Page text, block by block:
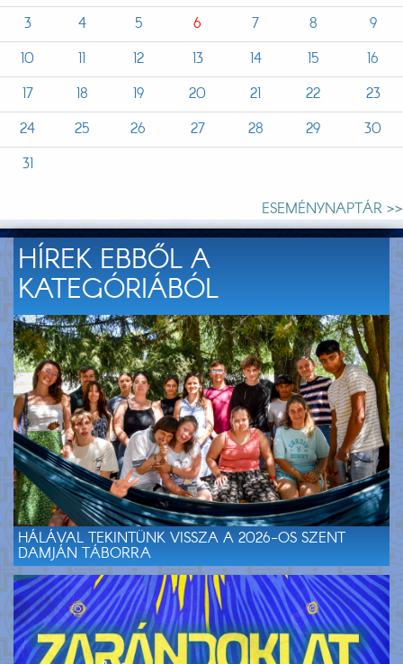
3
4 5 6 7 8
9
10
11 12 13 14 15
16
17
18 19 20 21 22
23
24
25 26 27 28 29
30
31
ESEMÉNYNAPTÁR >>
HÍREK EBBŐL A
KATEGÓRIÁBÓL
HÁLÁVAL TEKINTÜNK VISSZA A 2026-OS SZENT
DAMJÁN TÁBORRA